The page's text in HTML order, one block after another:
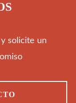
solicite un